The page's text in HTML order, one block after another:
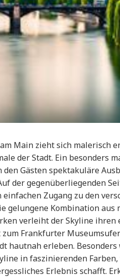
Main zieht sich malerisch
der Stadt. Ein besonders
Gästen spektakuläre
der gegenüberliegenden
Zugang zu den
gelungene Kombination aus
verleiht der Skyline ihren
Frankfurter
hautnah erleben.
in faszinierenden
Erlebnis schafft.